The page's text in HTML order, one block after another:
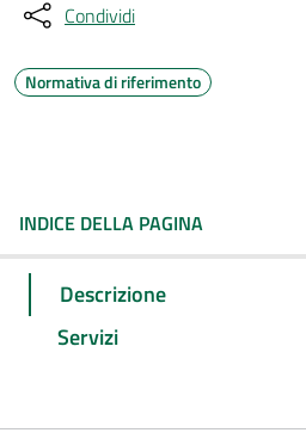
Condividi
Normativa di riferimento
INDICE DELLA PAGINA
Descrizione
Servizi